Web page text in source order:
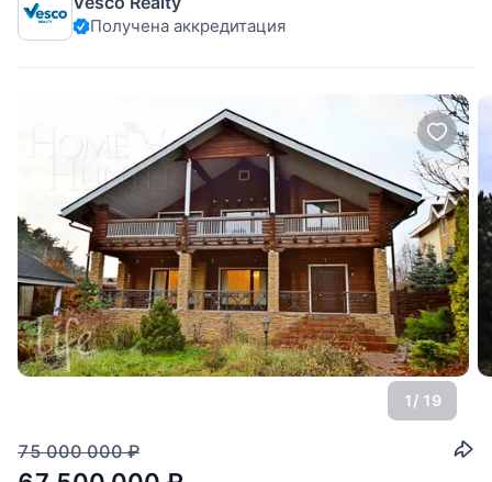
поселке "Загорье" на Рублево-Успенском направлении. Это
отличное решение для людей, мечтающих о загородной
Получена аккредитация
1/ 19
75 000 000 ₽